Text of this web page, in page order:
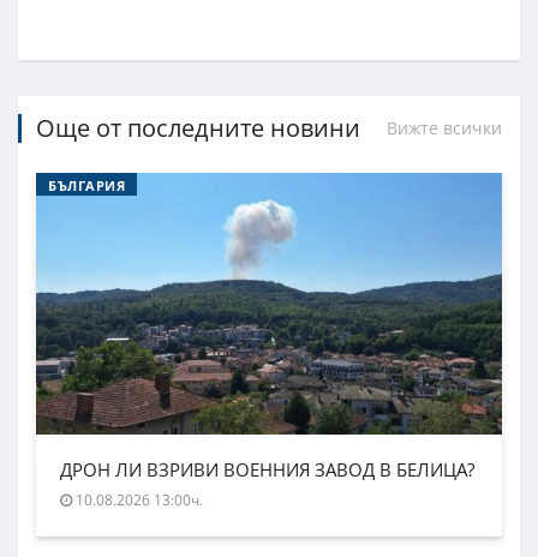
Още от последните новини Вижте всички
БЪЛГАРИЯ
ДРОН ЛИ ВЗРИВИ ВОЕННИЯ ЗАВОД В БЕЛИЦА?
10.08.2026 13:00ч.